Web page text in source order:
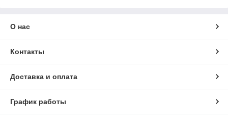
О нас
Контакты
Доставка и оплата
График работы